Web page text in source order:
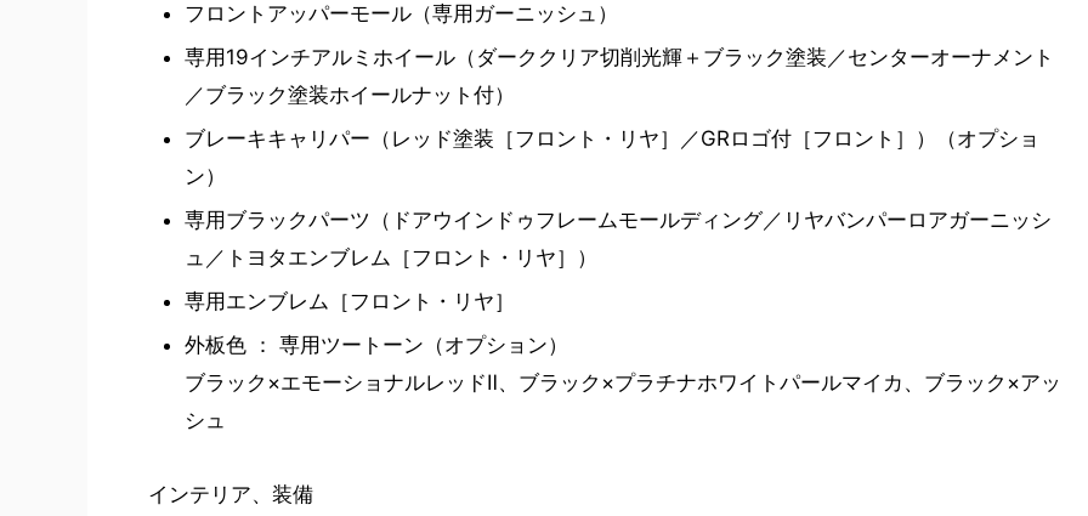
フロントアッパーモール（専用ガーニッシュ）
専用19インチアルミホイール（ダーククリア切削光輝＋ブラック塗装／センターオーナメント
／ブラック塗装ホイールナット付）
ブレーキキャリパー（レッド塗装［フロント・リヤ］／GRロゴ付［フロント］）（オプショ
ン）
専用ブラックパーツ（ドアウインドゥフレームモールディング／リヤバンパーロアガーニッシ
ュ／トヨタエンブレム［フロント・リヤ］）
専用エンブレム［フロント・リヤ］
外板色 ： 専用ツートーン（オプション）
ブラック×エモーショナルレッドⅡ、ブラック×プラチナホワイトパールマイカ、ブラック×アッ
シュ
インテリア、装備